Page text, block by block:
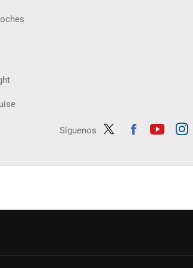
Síguenos
ter
ebo
ube
agra